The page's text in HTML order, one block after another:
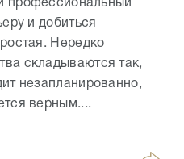
профессиональный
и добиться
Нередко
складываются так,
незапланированно,
верным....